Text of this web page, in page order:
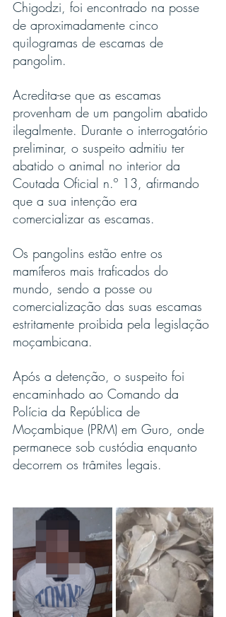
Chigodzi, foi encontrado na posse
de aproximadamente cinco
quilogramas de escamas de
pangolim.
Acredita-se que as escamas
provenham de um pangolim abatido
ilegalmente. Durante o interrogatório
preliminar, o suspeito admitiu ter
abatido o animal no interior da
Coutada Oficial n.º 13, afirmando
que a sua intenção era
comercializar as escamas.
Os pangolins estão entre os
mamíferos mais traficados do
mundo, sendo a posse ou
comercialização das suas escamas
estritamente proibida pela legislação
moçambicana.
Após a detenção, o suspeito foi
encaminhado ao Comando da
Polícia da República de
Moçambique (PRM) em Guro, onde
permanece sob custódia enquanto
decorrem os trâmites legais.